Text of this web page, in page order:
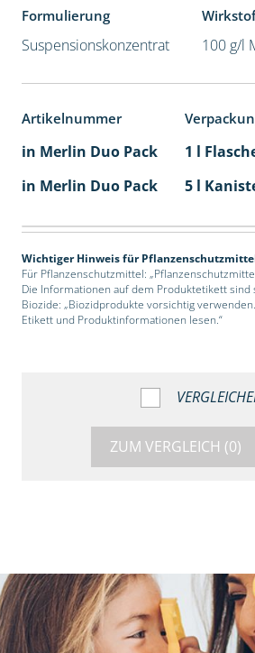
Formulierung
Suspensionskonzentrat 100 g/l
Artikelnummer
in Merlin Duo Pack
1 l
in Merlin Duo Pack
5 l
Wichtiger Hinweis für
Für Pflanzenschutzmittel:
Die Informationen auf dem Produktetikett sind
Biozide: „Biozidprodukte vorsichtig
Etikett und Produktinformationen lesen.“
ZUM VERGLEICH (0)